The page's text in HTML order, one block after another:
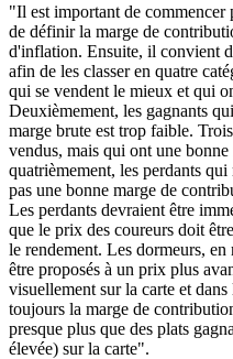
"Il est important de commencer
de définir la marge de
d'inflation. Ensuite, il convient
afin de les classer en quatre
qui se vendent le mieux et qui
Deuxièmement, les gagnants
marge brute est trop faible.
vendus, mais qui ont une
quatrièmement, les perdants
pas une bonne marge de
Les perdants devraient être
que le prix des coureurs doit
le rendement. Les dormeurs,
être proposés à un prix plus
visuellement sur la carte et
toujours la marge de
presque plus que des plats
élevée) sur la carte".